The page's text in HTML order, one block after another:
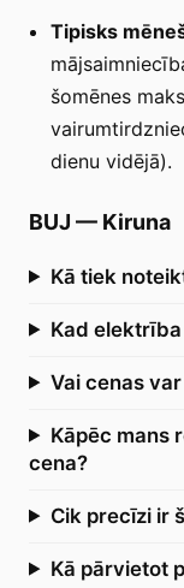
Tipisks
šomēnes
dienu vidējā).
BUJ — Kiruna
Kā tiek
Kad
Vai cenas
Kāpēc mans
cena?
Cik precīzi ir
Kā pārvietot